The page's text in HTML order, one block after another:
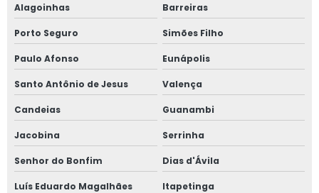
Válvulas de segurança amônia
Alagoinhas Barreiras
Porto Seguro Simões Filho
Paulo Afonso Eunápolis
Santo Antônio de Jesus Valença
Candeias Guanambi
Jacobina Serrinha
Senhor do Bonfim Dias d'Ávila
Luís Eduardo Magalhães Itapetinga